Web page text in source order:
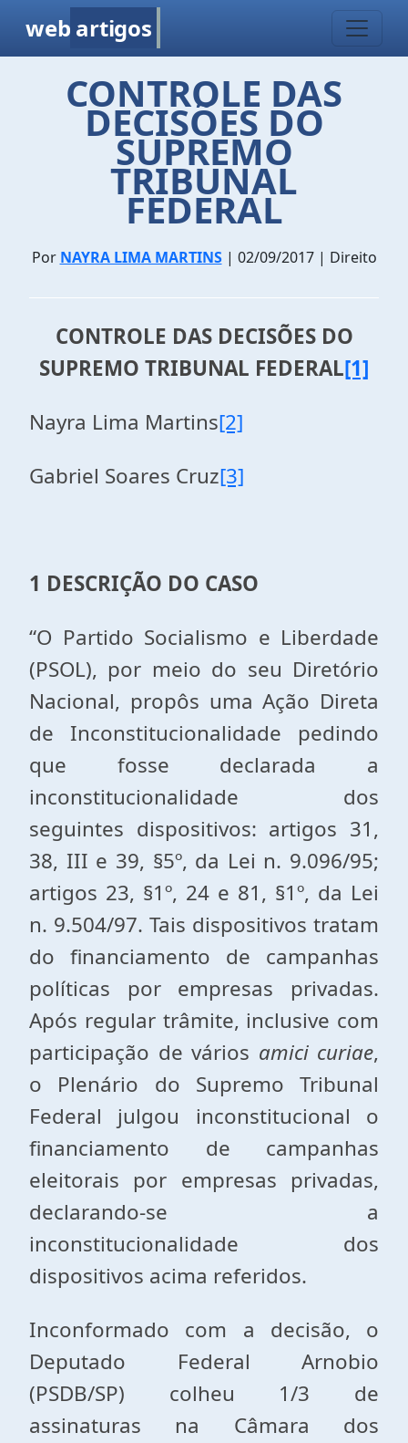
web artigos
CONTROLE DAS
DECISÕES DO
SUPREMO
TRIBUNAL
FEDERAL
Por NAYRA LIMA MARTINS| 02/09/2017 | Direito
CONTROLE DAS DECISÕES DO
SUPREMO TRIBUNAL FEDERAL[1]
Nayra Lima Martins[2]
Gabriel Soares Cruz[3]
1 DESCRIÇÃO DO CASO
“O Partido Socialismo e Liberdade
(PSOL), por meio do seu Diretório
Nacional, propôs uma Ação Direta
de Inconstitucionalidade pedindo
que fosse declarada a
inconstitucionalidade dos
seguintes dispositivos: artigos 31,
38, III e 39, §5º, da Lei n. 9.096/95;
artigos 23, §1º, 24 e 81, §1º, da Lei
n. 9.504/97. Tais dispositivos tratam
do financiamento de campanhas
políticas por empresas privadas.
Após regular trâmite, inclusive com
participação de vários amici curiae,
o Plenário do Supremo Tribunal
Federal julgou inconstitucional o
financiamento de campanhas
eleitorais por empresas privadas,
declarando-se a
inconstitucionalidade dos
dispositivos acima referidos.
Inconformado com a decisão, o
Deputado Federal Arnobio
(PSDB/SP) colheu 1/3 de
assinaturas na Câmara dos